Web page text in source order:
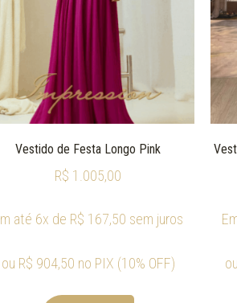
Vestido de Festa Longo Pink
R$ 1.005,00
até 6x de R$ 167,50 sem juros
ou R$ 904,50 no PIX (10% OFF) ou